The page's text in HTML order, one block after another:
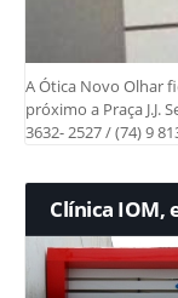
A Ótica Novo Olhar
próximo a Praça J.J.
3632- 2527 / (74) 9
Clínica IOM,